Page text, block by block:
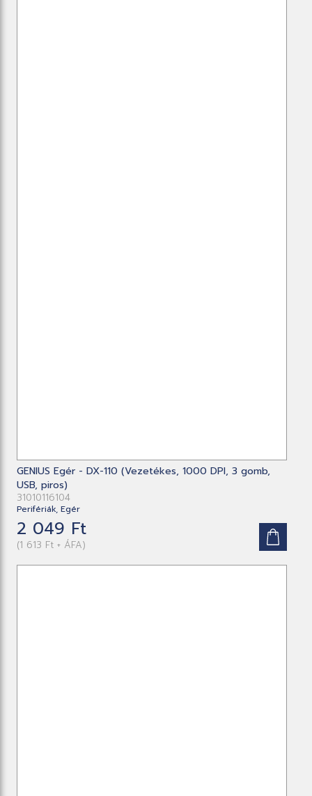
GENIUS Egér - DX-110 (Vezetékes, 1000 DPI, 3 gomb,
USB, piros)
31010116104
Perifériák, Egér
2 049 Ft
(1 613 Ft + ÁFA)